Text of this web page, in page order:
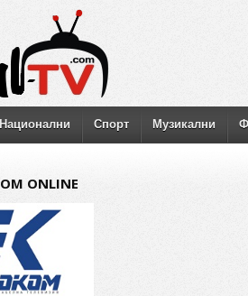
Национални Спорт Музикални
ONLINE